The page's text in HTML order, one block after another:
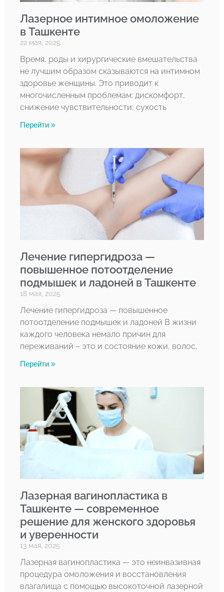
Лазерное интимное омоложение
в Ташкенте
22 мая, 2025
Время, роды и хирургические вмешательства
не лучшим образом сказываются на интимном
здоровье женщины. Это приводит к
многочисленным проблемам: дискомфорт,
снижение чувствительности, сухость
Перейти »
Лечение гипергидроза —
повышенное потоотделение
подмышек и ладоней в Ташкенте
18 мая, 2025
Лечение гипергидроза — повышенное
потоотделение подмышек и ладоней В жизни
каждого человека немало причин для
переживаний – это и состояние кожи, волос,
Перейти »
Лазерная вагинопластика в
Ташкенте — современное
решение для женского здоровья
и уверенности
13 мая, 2025
Лазерная вагинопластика — это неинвазивная
процедура омоложения и восстановления
влагалища с помощью высокоточной лазерной